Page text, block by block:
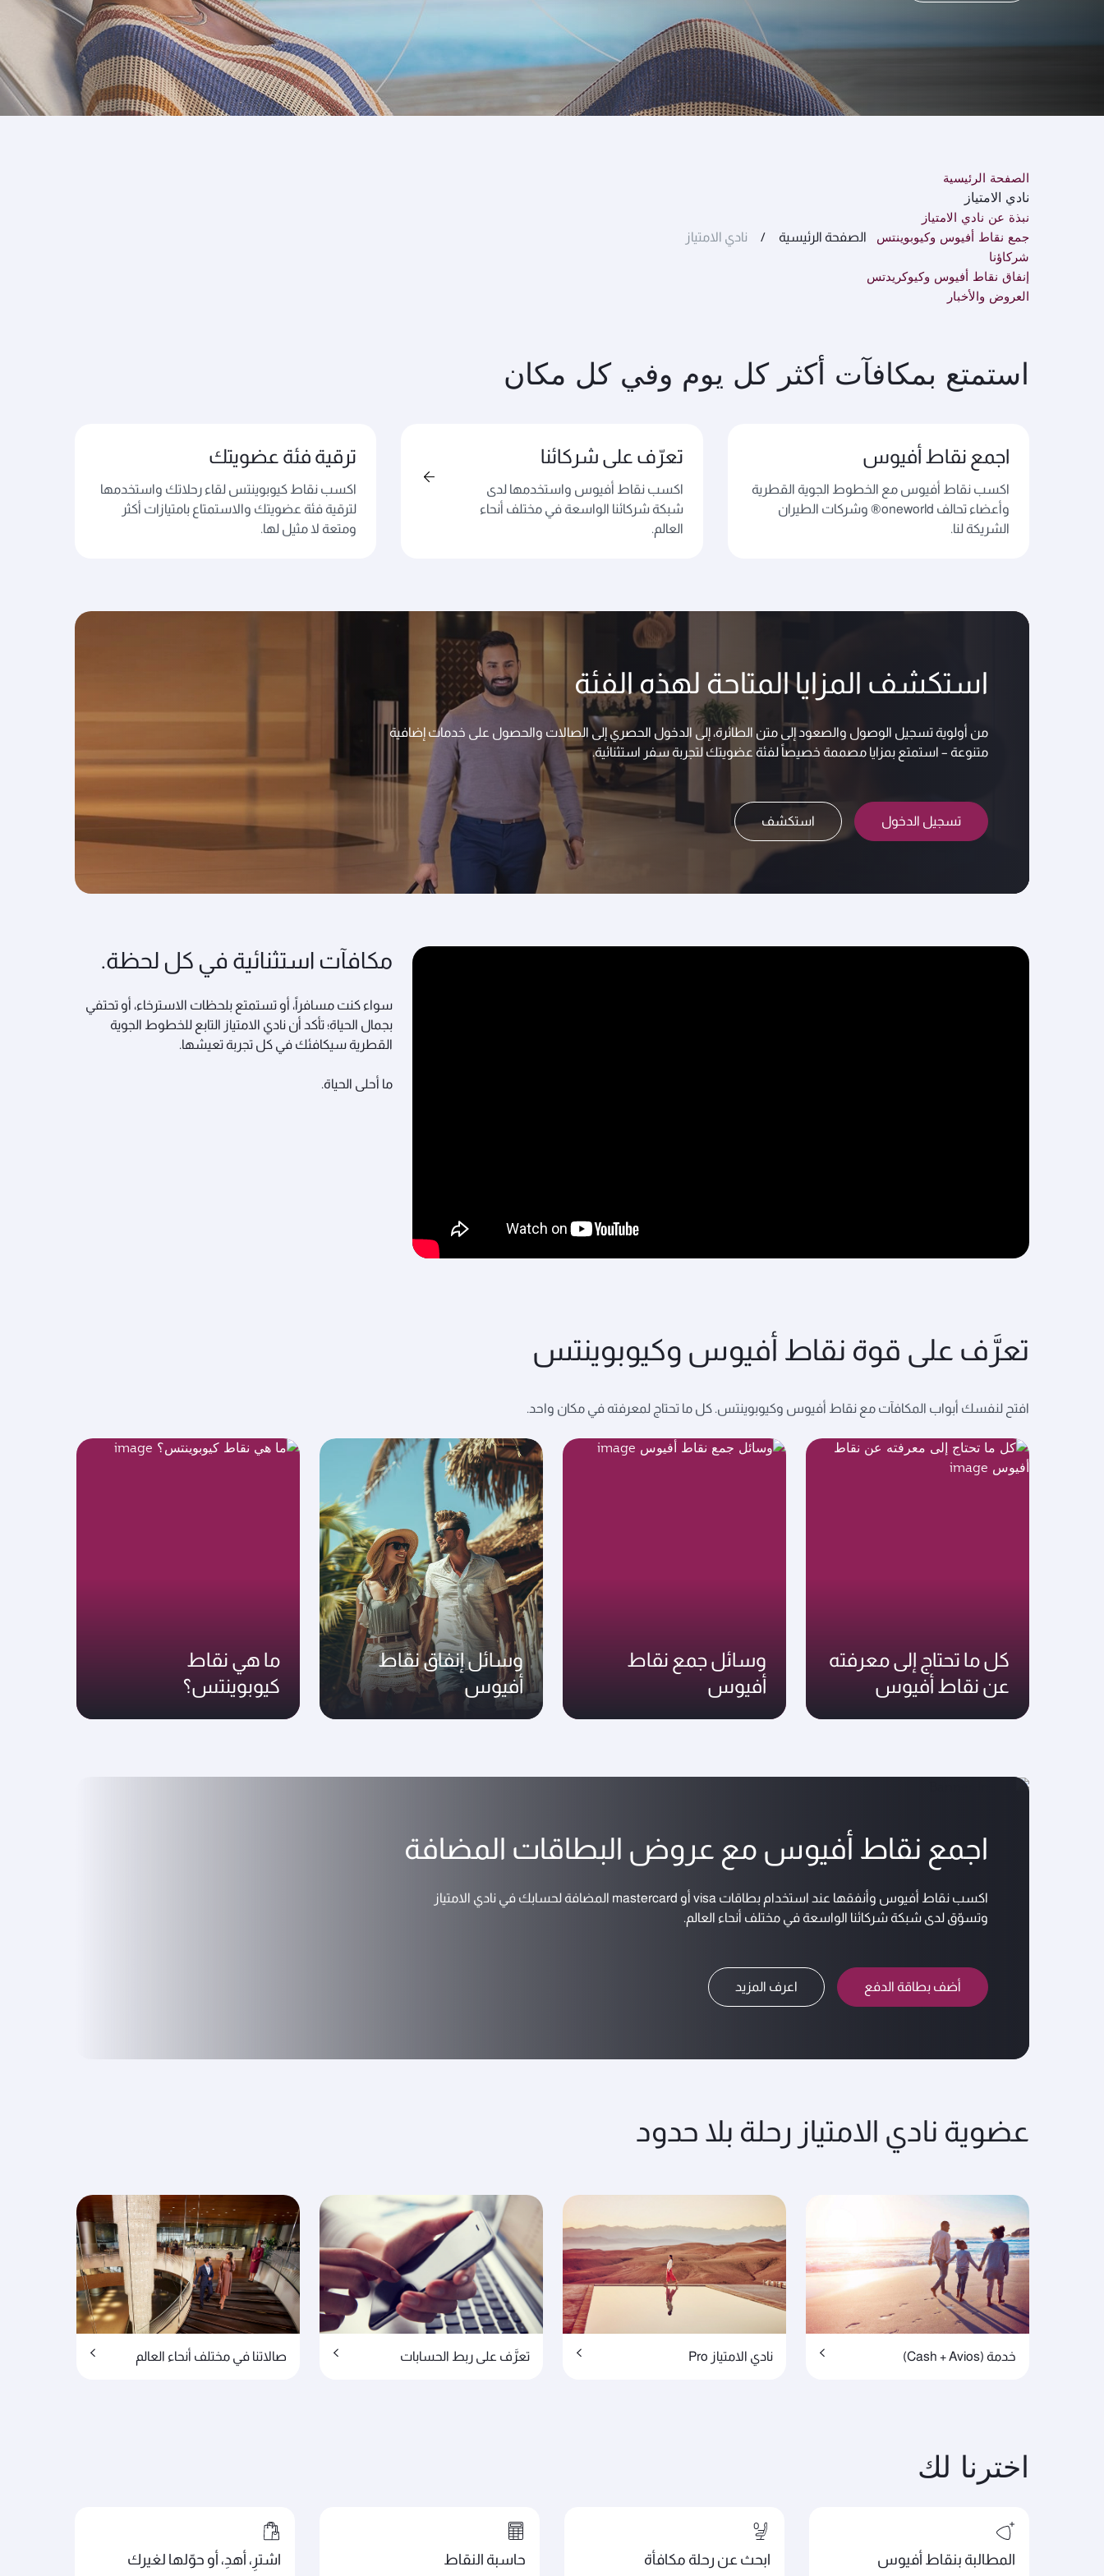
اعرف المزيد
الصفحة الرئيسية
نادي الامتياز
نبذة عن نادي الامتياز
جمع نقاط أفيوس وكيوبوينتس
شركاؤنا
إنفاق نقاط أفيوس وكيوكريدتس
العروض والأخبار
الصفحة الرئيسية نادي الامتياز
استمتع بمكافآت أكثر كل يوم وفي كل مكان
اجمع نقاط أفيوس
اكسب نقاط أفيوس مع الخطوط الجوية القطرية
وأعضاء تحالف oneworld® وشركات الطيران
الشريكة لنا.
تعرّف على شركائنا
اكسب نقاط أفيوس واستخدمها لدى
شبكة شركائنا الواسعة في مختلف أنحاء
العالم.
ترقية فئة عضويتك
اكسب نقاط كيوبوينتس لقاء رحلاتك واستخدمها
لترقية فئة عضويتك والاستمتاع بامتيازات أكثر
ومتعة لا مثيل لها.
استكشف المزايا المتاحة لهذه الفئة
من أولوية تسجيل الوصول والصعود إلى متن الطائرة، إلى الدخول الحصري إلى الصالات والحصول على خدمات إضافية
متنوعة – استمتع بمزايا مصممة خصيصاً لفئة عضويتك لتجربة سفر استثنائية.
تسجيل الدخول استكشف
مكافآت استثنائية في كل لحظة.
سواء كنت مسافراً، أو تستمتع بلحظات الاسترخاء، أو تحتفي
بجمال الحياة؛ تأكد أن نادي الامتياز التابع للخطوط الجوية
القطرية سيكافئك في كل تجربة تعيشها.
ما أحلى الحياة.
تعرَّف على قوة نقاط أفيوس وكيوبوينتس
افتح لنفسك أبواب المكافآت مع نقاط أفيوس وكيوبوينتس. كل ما تحتاج لمعرفته في مكان واحد.
كل ما تحتاج إلى معرفته
عن نقاط أفيوس
وسائل جمع نقاط
أفيوس
وسائل إنفاق نقاط
أفيوس
ما هي نقاط
كيوبوينتس؟
اجمع نقاط أفيوس مع عروض البطاقات المضافة
اكسب نقاط أفيوس وأنفقها عند استخدام بطاقات visa أو mastercard المضافة لحسابك في نادي الامتياز
وتسوّق لدى شبكة شركائنا الواسعة في مختلف أنحاء العالم.
أضف بطاقة الدفع اعرف المزيد
عضوية نادي الامتياز رحلة بلا حدود
خدمة (Cash + Avios) نادي الامتياز Pro تعرَّف على ربط الحسابات صالاتنا في مختلف أنحاء العالم
اخترنا لك
المطالبة بنقاط أفيوس ابحث عن رحلة مكافأة حاسبة النقاط اشترِ، أهدِ، أو حوّلها لغيرك